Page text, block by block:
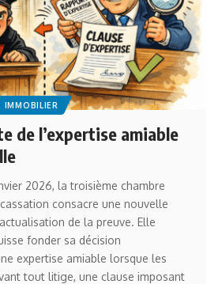
IMMOBILIER
de l’expertise amiable
2026, la troisième chambre
consacre une nouvelle
de la preuve. Elle
fonder sa décision
expertise amiable lorsque les
tout litige, une clause imposant